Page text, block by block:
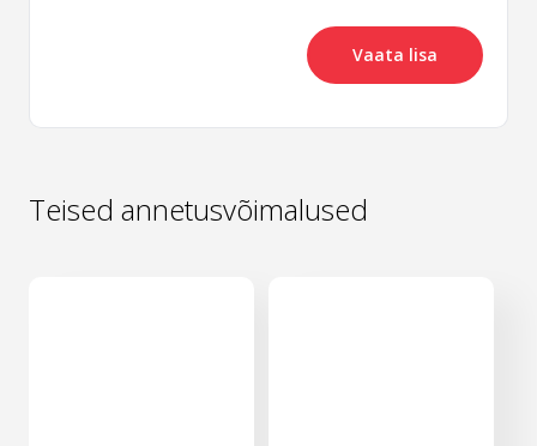
Vaata lisa
Teised annetusvõimalused